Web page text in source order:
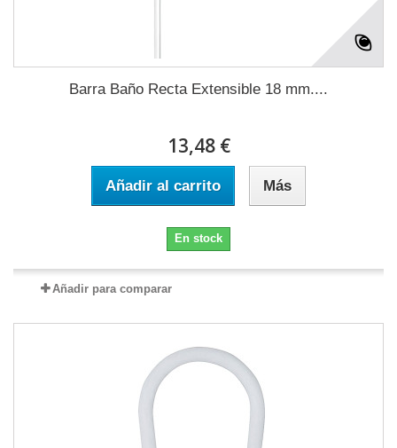
Barra Baño Recta Extensible 18 mm....
13,48 €
Añadir al carrito Más
En stock
Añadir para comparar